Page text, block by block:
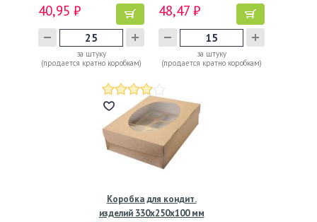
40,95 ₽
за штуку
(продается кратно коробкам)
48,47 ₽
за штуку
(продается кратно коробкам)
Коробка для кондит.
изделий 330х250х100 мм